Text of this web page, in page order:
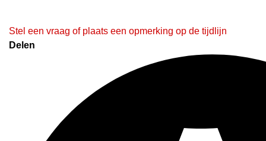
Stel een vraag of plaats een opmerking op de tijdlijn
Delen